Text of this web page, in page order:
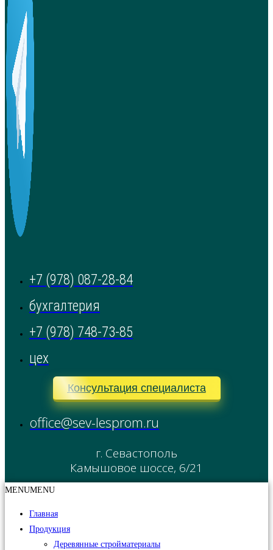
+7 (978) 087-28-84
бухгалтерия
+7 (978) 748-73-85
цех
Консультация специалиста
office@sev-lesprom.ru
г. Севастополь
Камышовое шоссе, 6/21
MENUMENU
Главная
Продукция
Деревянные стройматериалы